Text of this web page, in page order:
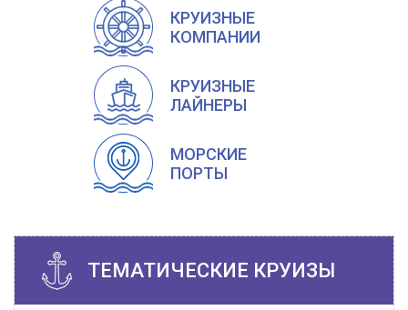
КРУИЗНЫЕ
КОМПАНИИ
КРУИЗНЫЕ
ЛАЙНЕРЫ
МОРСКИЕ
ПОРТЫ
ТЕМАТИЧЕСКИЕ КРУИЗЫ